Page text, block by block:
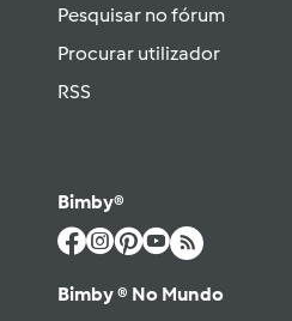
Pesquisar no fórum
Procurar utilizador
RSS
Bimby®
Bimby ® No Mundo